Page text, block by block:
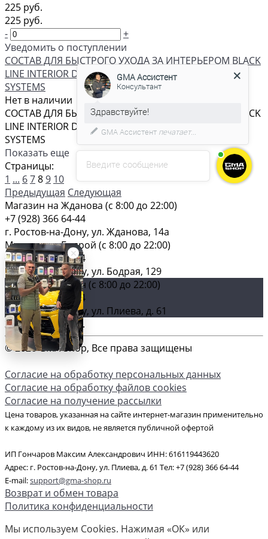
225 руб.
225 руб.
-
+
Уведомить о поступлении
СОСТАВ ДЛЯ БЫСТРОГО УХОДА ЗА ИНТЕРЬЕРОМ BLACK
LINE INTERIOR DETAILER BERGAMOT 400МЛ SHINE
SYSTEMS
Нет в наличии
СОСТАВ ДЛЯ БЫСТРОГО УХОДА ЗА ИНТЕРЬЕРОМ BLACK
LINE INTERIOR DETAILER BERGAMOT 400МЛ SHINE
SYSTEMS
Показать еще
Страницы:
1 ... 6789 10
Предыдущая Следующая
Магазин на Жданова (c 8:00 до 22:00)
+7 (928) 366 64-44
г. Ростов-на-Дону, ул. Жданова, 14а
Магазин на Бодрой (c 8:00 до 22:00)
+7 (928) 366 64-44
г. Ростов-на-Дону, ул. Бодрая, 129
Главный магазин (c 8:00 до 22:00)
+7 (928) 366 64-44
г. Ростов-на-Дону, ул. Плиева, д. 61
Загрузка карты ...
© 2026 GMA-Shop, Все права защищены
Согласие на обработку персональных данных
Согласие на обработку файлов cookies
Согласие на получение рассылки
Цена товаров, указанная на сайте интернет-магазин применительно
к каждому из их видов, не является публичной офертой
ИП Гончаров Максим Александрович ИНН: 616119443620
Адрес: г. Ростов-на-Дону, ул. Плиева, д. 61 Тел: +7 (928) 366 64-44
E-mail:support@gma-shop.ru
Возврат и обмен товара
Политика конфиденциальности
Мы используем Cookies. Нажимая «ОК» или
Введите сообщение
GMA Ассистент
Консультант
С удовольствием помогу вам в
выборе товара.